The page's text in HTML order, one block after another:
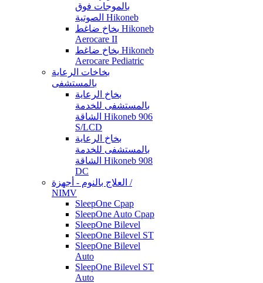
بالموجات فوق
الصوتية Hikoneb
بخاخ ضاغط Hikoneb
Aerocare II
بخاخ ضاغط Hikoneb
Aerocare Pediatric
بخاخات الرعاية
بالمستشفى
بخاخ الرعاية
بالمستشفى للخدمة
الشاقة Hikoneb 906
S/LCD
بخاخ الرعاية
بالمستشفى للخدمة
الشاقة Hikoneb 908
DC
العلاج بالنوم - أجهزة /
NIMV
SleepOne Cpap
SleepOne Auto Cpap
SleepOne Bilevel
SleepOne Bilevel ST
SleepOne Bilevel
Auto
SleepOne Bilevel ST
Auto